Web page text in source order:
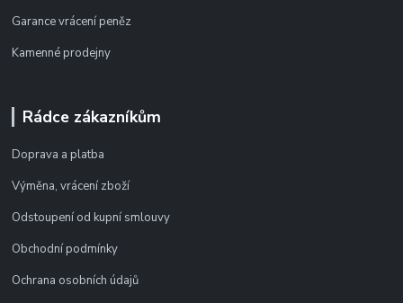
Garance vrácení peněz
Kamenné prodejny
Rádce zákazníkům
Doprava a platba
Výměna, vrácení zboží
Odstoupení od kupní smlouvy
Obchodní podmínky
Ochrana osobních údajů